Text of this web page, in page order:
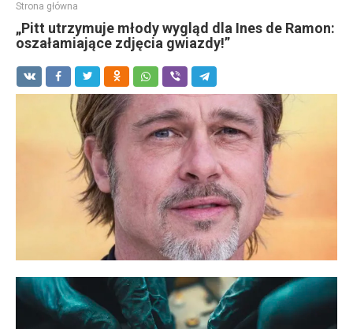
Strona główna
„Pitt utrzymuje młody wygląd dla Ines de Ramon:
oszałamiające zdjęcia gwiazdy!”